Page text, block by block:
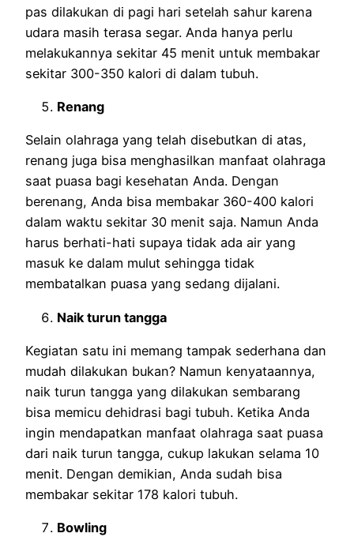
pas dilakukan di pagi hari setelah sahur karena
udara masih terasa segar. Anda hanya perlu
melakukannya sekitar 45 menit untuk membakar
sekitar 300-350 kalori di dalam tubuh.
Renang
Selain olahraga yang telah disebutkan di atas,
renang juga bisa menghasilkan manfaat olahraga
saat puasa bagi kesehatan Anda. Dengan
berenang, Anda bisa membakar 360-400 kalori
dalam waktu sekitar 30 menit saja. Namun Anda
harus berhati-hati supaya tidak ada air yang
masuk ke dalam mulut sehingga tidak
membatalkan puasa yang sedang dijalani.
Naik turun tangga
Kegiatan satu ini memang tampak sederhana dan
mudah dilakukan bukan? Namun kenyataannya,
naik turun tangga yang dilakukan sembarang
bisa memicu dehidrasi bagi tubuh. Ketika Anda
ingin mendapatkan manfaat olahraga saat puasa
dari naik turun tangga, cukup lakukan selama 10
menit. Dengan demikian, Anda sudah bisa
membakar sekitar 178 kalori tubuh.
Bowling